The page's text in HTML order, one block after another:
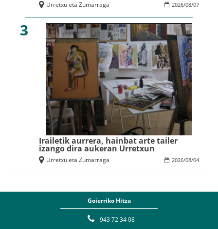
2026/08/07
Urretxu eta Zumarraga
3
Irailetik aurrera, hainbat arte tailer
izango dira aukeran Urretxun
2026/08/04
Urretxu eta Zumarraga
Goierriko Hitza
943 72 34 08